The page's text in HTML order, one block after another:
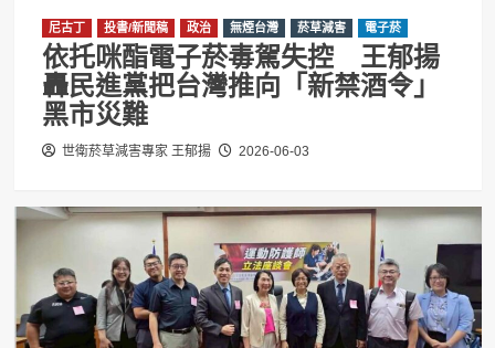
尼古丁 投書/新聞稿 政治 無煙台灣 菸草減害 電子菸
依托咪酯電子菸毒駕失控 王郁揚
轟民進黨把台灣推向「新禁酒令」
黑市災難
世衛菸草減害專家 王郁揚 2026-06-03